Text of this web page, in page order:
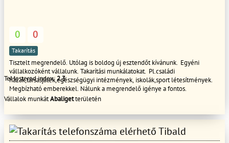
0 0
Takarítás
Tisztelt megrendelő. Utólag is boldog új esztendőt kívánunk. Egyéni
vállalkozóként vállalunk. Takarítási munkálatokat. Pl.családi
házak,társasjáték,egészségügyi intézmények, iskolák,sport létesítmények.
Megbízható emberekkel. Nálunk a megrendelő igénye a fontos.
TeMestered index:2.3
Vállalok munkátAbaligetterületén
Tibald